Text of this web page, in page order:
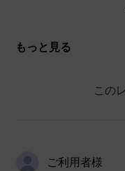
もっと見る
この
ご利用者様